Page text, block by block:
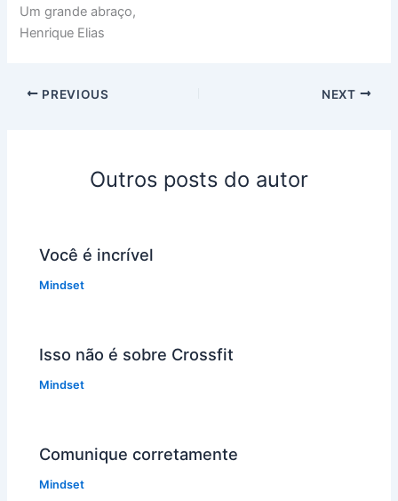
Um grande abraço,
Henrique Elias
PREVIOUS NEXT
Outros posts do autor
Você é incrível
Mindset
Isso não é sobre Crossfit
Mindset
Comunique corretamente
Mindset